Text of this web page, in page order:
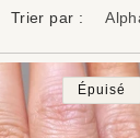
Trier par :
Épuisé